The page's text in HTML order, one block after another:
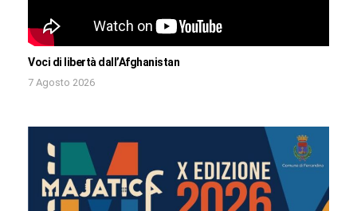
Voci di libertà dall’Afghanistan
7 Agosto 2026